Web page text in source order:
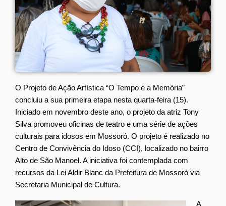
O Projeto de Ação Artística “O Tempo e a Memória”
concluiu a sua primeira etapa nesta quarta-feira (15).
Iniciado em novembro deste ano, o projeto da atriz Tony
Silva promoveu oficinas de teatro e uma série de ações
culturais para idosos em Mossoró. O projeto é realizado no
Centro de Convivência do Idoso (CCI), localizado no bairro
Alto de São Manoel. A iniciativa foi contemplada com
recursos da Lei Aldir Blanc da Prefeitura de Mossoró via
Secretaria Municipal de Cultura.
A